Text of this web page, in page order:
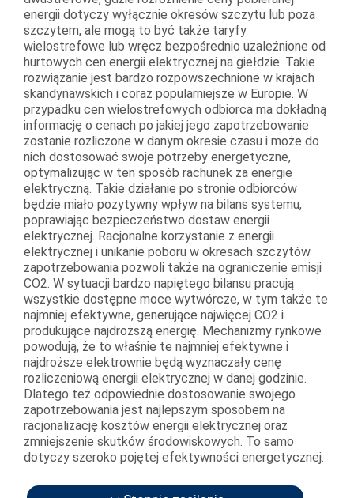
energii dotyczy wyłącznie okresów szczytu lub poza
szczytem, ale mogą to być także taryfy
wielostrefowe lub wręcz bezpośrednio uzależnione od
hurtowych cen energii elektrycznej na giełdzie. Takie
rozwiązanie jest bardzo rozpowszechnione w krajach
skandynawskich i coraz popularniejsze w Europie. W
przypadku cen wielostrefowych odbiorca ma dokładną
informację o cenach po jakiej jego zapotrzebowanie
zostanie rozliczone w danym okresie czasu i może do
nich dostosować swoje potrzeby energetyczne,
optymalizując w ten sposób rachunek za energie
elektryczną. Takie działanie po stronie odbiorców
będzie miało pozytywny wpływ na bilans systemu,
poprawiając bezpieczeństwo dostaw energii
elektrycznej. Racjonalne korzystanie z energii
elektrycznej i unikanie poboru w okresach szczytów
zapotrzebowania pozwoli także na ograniczenie emisji
CO2. W sytuacji bardzo napiętego bilansu pracują
wszystkie dostępne moce wytwórcze, w tym także te
najmniej efektywne, generujące najwięcej CO2 i
produkujące najdroższą energię. Mechanizmy rynkowe
powodują, że to właśnie te najmniej efektywne i
najdroższe elektrownie będą wyznaczały cenę
rozliczeniową energii elektrycznej w danej godzinie.
Dlatego też odpowiednie dostosowanie swojego
zapotrzebowania jest najlepszym sposobem na
racjonalizację kosztów energii elektrycznej oraz
zmniejszenie skutków środowiskowych. To samo
dotyczy szeroko pojętej efektywności energetycznej.